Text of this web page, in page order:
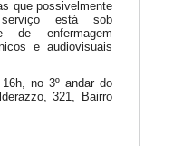
que possivelmente
está sob
de enfermagem
e audiovisuais
no 3º andar do
321, Bairro